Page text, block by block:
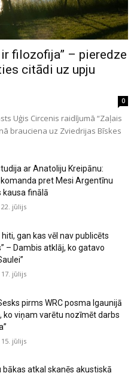
filozofija” – pieredze
citādi uz upju
0
Uģis Circenis raidījumā “Zaļais
brauciena uz Zviedrijas Bīskes
ar Anatoliju Kreipānu:
pret Mesi Argentīnu
kausa finālā
22. jūlijs
hiti, gan kas vēl nav publicēts
– Dambis atklāj, ko gatavo
17. jūlijs
pirms WRC posma Igaunijā
ko viņam varētu nozīmēt darbs
15. jūlijs
bākas atkal skanēs akustiskā